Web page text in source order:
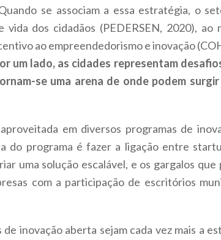
se associam a essa estratégia, o
dos cidadãos (PEDERSEN, 2020), ao
ao empreendedorismo e inovação
um lado, as cidades representam
se uma arena de onde podem
em diversos programas de
do programa é fazer a ligação entre
uma solução escalável, e os gargalos
com a participação de escritórios
inovação aberta sejam cada vez mais a